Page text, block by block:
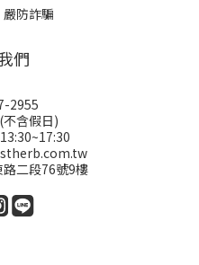
防詐騙
們
2955
含假日)
二段76號9樓